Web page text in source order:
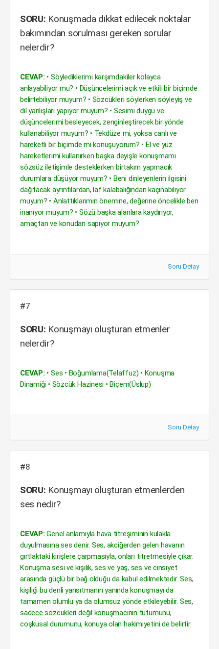
SORU: Konuşmada dikkat edilecek noktalar
bakımından sorulması gereken sorular
nelerdir?
CEVAP: • Söylediklerimi karşımdakiler kolayca
anlayabiliyor mu? • Düşüncelerimi açık ve etkili bir biçimde
belirtebiliyor muyum? • Sözcükleri söylerken söyleyiş ve
dil yanlışları yapıyor muyum? • Sesimi duygu ve
düşüncelerimi besleyecek, zenginleştirecek bir yönde
kullanabiliyor muyum? • Tekdüze mi, yoksa canlı ve
hareketli bir biçimde mi konuşuyorum? • El ve yüz
hareketlerimi kullanırken başka deyişle konuşmamı
sözsüz iletişimle desteklerken birtakım yapmacık
durumlara düşüyor muyum? • Beni dinleyenlerin ilgisini
dağıtacak ayrıntılardan, laf kalabalığından kaçınabiliyor
muyum? • Anlattıklarımın önemine, değerine öncelikle ben
inanıyor muyum? • Sözü başka alanlara kaydırıyor,
amaçtan ve konudan sapıyor muyum?
Soru Detay
#7
SORU: Konuşmayı oluşturan etmenler
nelerdir?
CEVAP: • Ses • Boğumlama(Telaffuz) • Konuşma
Dinamiği • Sözcük Hazinesi • Biçem(Üslup)
Soru Detay
#8
SORU: Konuşmayı oluşturan etmenlerden
ses nedir?
CEVAP: Genel anlamıyla hava titreşiminin kulakla
duyulmasına ses denir. Ses, akciğerden gelen havanın
gırtlaktaki kirişlere çarpmasıyla, onları titretmesiyle çıkar.
Konuşma sesi ve kişilik, ses ve yaş, ses ve cinsiyet
arasında güçlü bir bağ olduğu da kabul edilmektedir. Ses,
kişiliği bu denli yansıtmanın yanında konuşmayı da
tamamen olumlu ya da olumsuz yönde etkileyebilir. Ses,
sadece sözcükleri değil konuşmacının tutumunu,
coşkusal durumunu, konuya olan hakimiyetini de belirtir.